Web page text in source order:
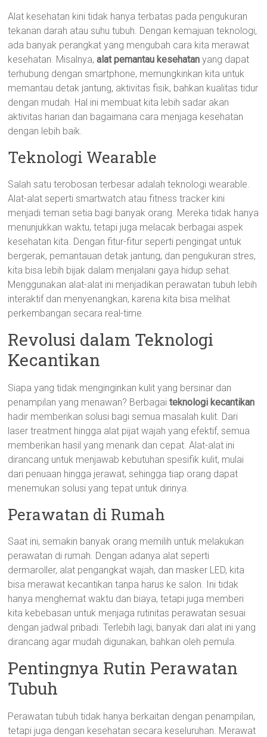
Alat kesehatan kini tidak hanya terbatas pada pengukuran
tekanan darah atau suhu tubuh. Dengan kemajuan teknologi,
ada banyak perangkat yang mengubah cara kita merawat
kesehatan. Misalnya,alat pemantau kesehatan yang dapat
terhubung dengan smartphone, memungkinkan kita untuk
memantau detak jantung, aktivitas fisik, bahkan kualitas tidur
dengan mudah. Hal ini membuat kita lebih sadar akan
aktivitas harian dan bagaimana cara menjaga kesehatan
dengan lebih baik.
Teknologi Wearable
Salah satu terobosan terbesar adalah teknologi wearable.
Alat-alat seperti smartwatch atau fitness tracker kini
menjadi teman setia bagi banyak orang. Mereka tidak hanya
menunjukkan waktu, tetapi juga melacak berbagai aspek
kesehatan kita. Dengan fitur-fitur seperti pengingat untuk
bergerak, pemantauan detak jantung, dan pengukuran stres,
kita bisa lebih bijak dalam menjalani gaya hidup sehat.
Menggunakan alat-alat ini menjadikan perawatan tubuh lebih
interaktif dan menyenangkan, karena kita bisa melihat
perkembangan secara real-time.
Revolusi dalam Teknologi
Kecantikan
Siapa yang tidak menginginkan kulit yang bersinar dan
penampilan yang menawan? Berbagaiteknologi kecantikan
hadir memberikan solusi bagi semua masalah kulit. Dari
laser treatment hingga alat pijat wajah yang efektif, semua
memberikan hasil yang menarik dan cepat. Alat-alat ini
dirancang untuk menjawab kebutuhan spesifik kulit, mulai
dari penuaan hingga jerawat, sehingga tiap orang dapat
menemukan solusi yang tepat untuk dirinya.
Perawatan di Rumah
Saat ini, semakin banyak orang memilih untuk melakukan
perawatan di rumah. Dengan adanya alat seperti
dermaroller, alat pengangkat wajah, dan masker LED, kita
bisa merawat kecantikan tanpa harus ke salon. Ini tidak
hanya menghemat waktu dan biaya, tetapi juga memberi
kita kebebasan untuk menjaga rutinitas perawatan sesuai
dengan jadwal pribadi. Terlebih lagi, banyak dari alat ini yang
dirancang agar mudah digunakan, bahkan oleh pemula.
Pentingnya Rutin Perawatan
Tubuh
Perawatan tubuh tidak hanya berkaitan dengan penampilan,
tetapi juga dengan kesehatan secara keseluruhan. Merawat